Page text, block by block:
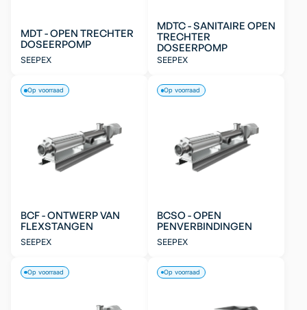
MDT - OPEN TRECHTER
DOSEERPOMP
SEEPEX
MDTC - SANITAIRE OPEN
TRECHTER
DOSEERPOMP
SEEPEX
BCF - ONTWERP VAN
FLEXSTANGEN
SEEPEX
Op voorraad
BCSO - OPEN
PENVERBINDINGEN
SEEPEX
Op voorraad
Op voorraad Op voorraad